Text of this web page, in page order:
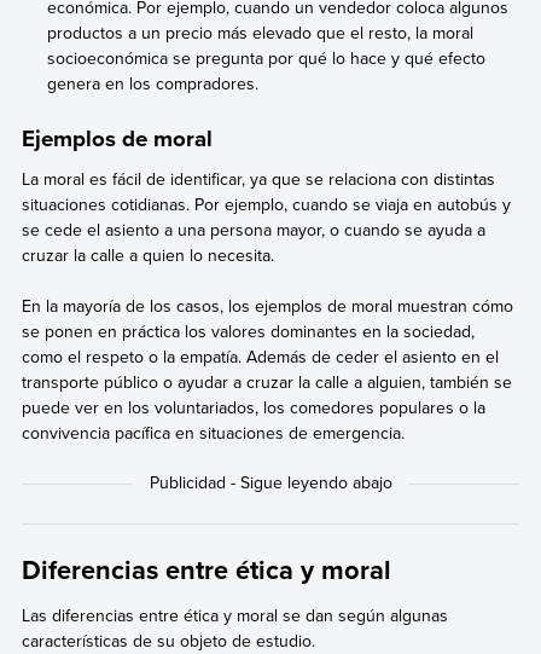
económica. Por ejemplo, cuando un vendedor coloca algunos
productos a un precio más elevado que el resto, la moral
socioeconómica se pregunta por qué lo hace y qué efecto
genera en los compradores.
Ejemplos de moral
La moral es fácil de identificar, ya que se relaciona con distintas
situaciones cotidianas. Por ejemplo, cuando se viaja en autobús y
se cede el asiento a una persona mayor, o cuando se ayuda a
cruzar la calle a quien lo necesita.
En la mayoría de los casos, los ejemplos de moral muestran cómo
se ponen en práctica los valores dominantes en la sociedad,
como el respeto o la empatía. Además de ceder el asiento en el
transporte público o ayudar a cruzar la calle a alguien, también se
puede ver en los voluntariados, los comedores populares o la
convivencia pacífica en situaciones de emergencia.
Diferencias entre ética y moral
Las diferencias entre ética y moral se dan según algunas
características de su objeto de estudio.